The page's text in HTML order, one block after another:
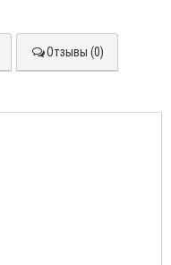
Отзывы (0)